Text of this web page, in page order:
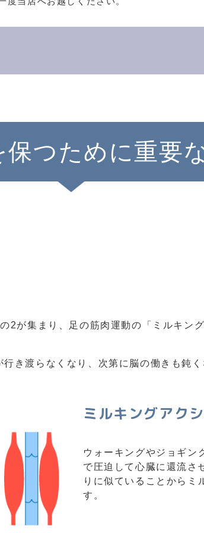
保つために重要
2が集まり、足の筋肉運動の「ミルキン
き渡らなくなり、次第に脳の働きも鈍
ミルキングアク
ウォーキングやジョギン
で圧迫して心臓に還流さ
りに似ていることからミ
す。